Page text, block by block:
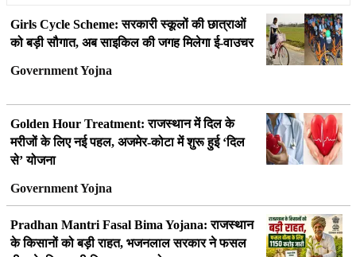
Girls Cycle Scheme: सरकारी स्कूलों की छात्राओं
को बड़ी सौगात, अब साइकिल की जगह मिलेगा ई-वाउचर
Government Yojna
Golden Hour Treatment: राजस्थान में दिल के
मरीजों के लिए नई पहल, अजमेर-कोटा में शुरू हुई ‘दिल
से’ योजना
Government Yojna
Pradhan Mantri Fasal Bima Yojana: राजस्थान
के किसानों को बड़ी राहत, भजनलाल सरकार ने फसल